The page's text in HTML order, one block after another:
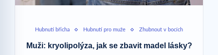
Hubnutí břicha Hubnutí pro muže Zhubnout v bocích
Muži: kryolipolýza, jak se zbavit madel lásky?